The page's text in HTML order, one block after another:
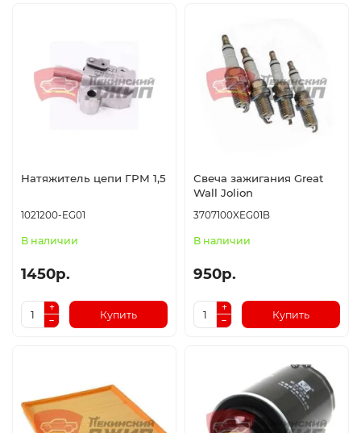
Натяжитель цепи ГРМ 1,5
1021200-EG01
В наличии
1450р.
Купить
Свеча зажигания Great
Wall Jolion
3707100XEG01B
В наличии
950р.
Купить